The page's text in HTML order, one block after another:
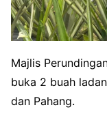
Majlis
buka 2 buah
dan Pahang.